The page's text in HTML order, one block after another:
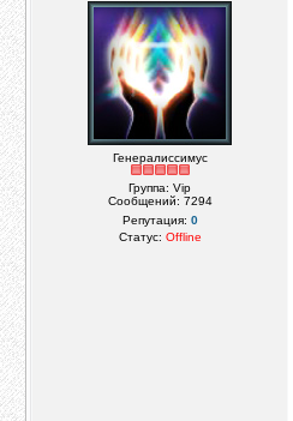
Генералиссимус
Группа: Vip
Сообщений: 7294
Репутация: 0
Статус: Offline